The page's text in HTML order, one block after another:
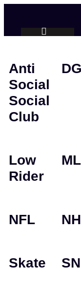
Anti
Social
Social
Club
Low
Rider
NFL
Skate